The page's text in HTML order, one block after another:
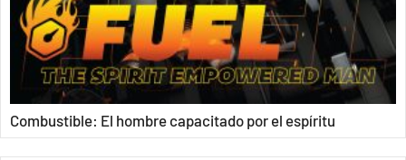
Combustible: El hombre capacitado por el espíritu